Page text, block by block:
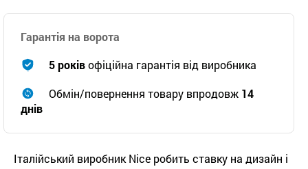
Гарантія на ворота
5 роківофіційна гарантія від виробника
Обмін/повернення товару впродовж 14
днів
Італійський виробник Nice робить ставку на дизайн і